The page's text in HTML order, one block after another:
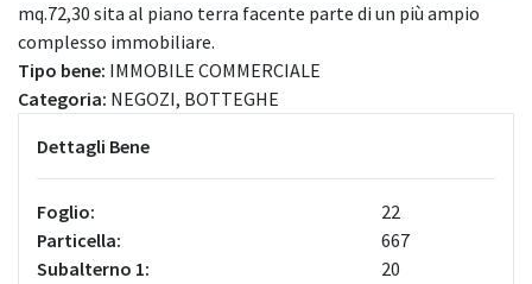
mq.72,30 sita al piano terra facente parte di un più ampio
complesso immobiliare.
Tipo bene: IMMOBILE COMMERCIALE
Categoria: NEGOZI, BOTTEGHE
Dettagli Bene
Foglio:
22
Particella:
667
Subalterno 1:
20